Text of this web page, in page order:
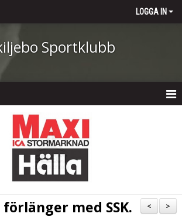
LOGGA IN
Sportklubb
>
<
förlänger med SSK.